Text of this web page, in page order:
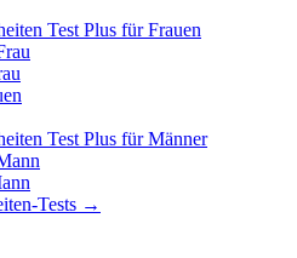
Test Plus für Frauen
Test Plus für Männer
Tests →